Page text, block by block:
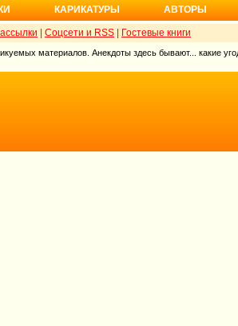
КАРИКАТУРЫ АВТОРЫ
Соцсети и RSS Гостевые книги
материалов. Анекдоты здесь бывают... какие